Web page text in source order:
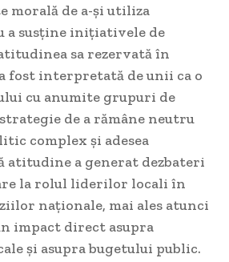
morală de a-și utiliza
a susține inițiativele de
sa rezervată în
fost interpretată de unii ca o
cu anumite grupuri de
de a rămâne neutru
complex și adesea
atitudine a generat dezbateri
la rolul liderilor locali în
naționale, mai ales atunci
impact direct asupra
și asupra bugetului public.